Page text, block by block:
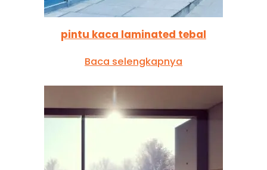
pintu kaca laminated tebal
Baca selengkapnya